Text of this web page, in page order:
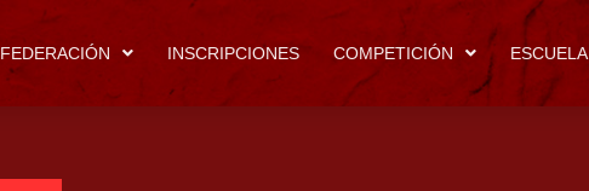
FEDERACIÓN INSCRIPCIONES COMPETICIÓN ESCUELA